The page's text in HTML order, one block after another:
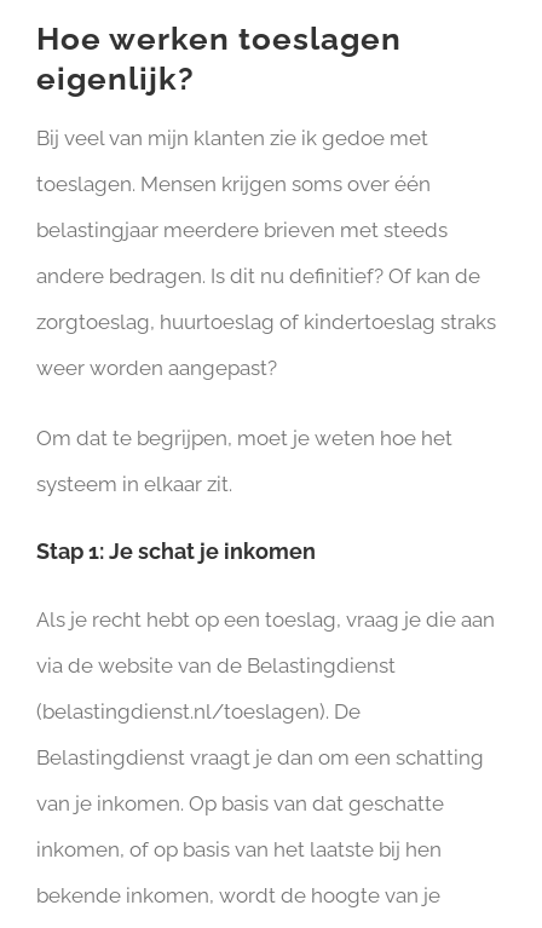
Hoe werken toeslagen
eigenlijk?
Bij veel van mijn klanten zie ik gedoe met
toeslagen. Mensen krijgen soms over één
belastingjaar meerdere brieven met steeds
andere bedragen. Is dit nu definitief? Of kan de
zorgtoeslag, huurtoeslag of kindertoeslag straks
weer worden aangepast?
Om dat te begrijpen, moet je weten hoe het
systeem in elkaar zit.
Stap 1: Je schat je inkomen
Als je recht hebt op een toeslag, vraag je die aan
via de website van de Belastingdienst
(belastingdienst.nl/toeslagen). De
Belastingdienst vraagt je dan om een schatting
van je inkomen. Op basis van dat geschatte
inkomen, of op basis van het laatste bij hen
bekende inkomen, wordt de hoogte van je